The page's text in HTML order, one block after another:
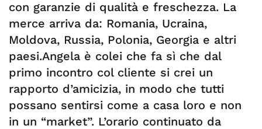
con garanzie di qualità e freschezza. La
merce arriva da: Romania, Ucraina,
Moldova, Russia, Polonia, Georgia e altri
paesi.Angela è colei che fa sì che dal
primo incontro col cliente si crei un
rapporto d’amicizia, in modo che tutti
possano sentirsi come a casa loro e non
in un “market”. L’orario continuato da